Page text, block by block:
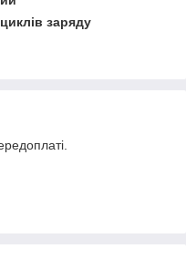
заряду